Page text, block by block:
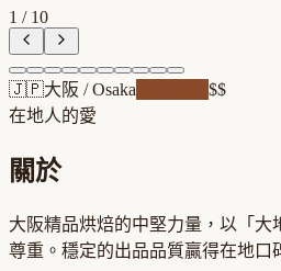
1 / 10
🇯🇵大阪 /Osaka
$$
在地人的愛
關於
大阪精品烘焙的中堅力量，以「大
尊重。穩定的出品品質贏得在地口